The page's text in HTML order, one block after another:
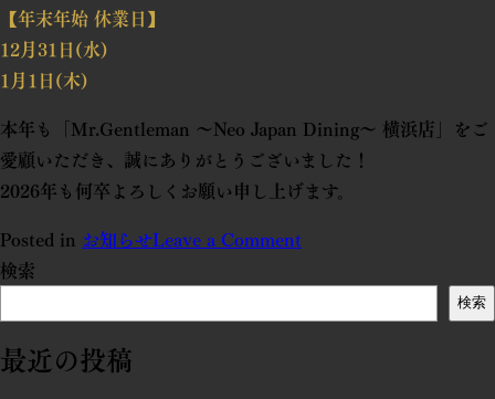
【年末年始 休業日】
12月31日(水)
1月1日(木)
本年も「Mr.Gentleman 〜Neo Japan Dining〜 横浜店」をご
愛顧いただき、誠にありがとうございました！
2026年も何卒よろしくお願い申し上げます。
Posted in お知らせLeave a Comment
検索
検索
最近の投稿